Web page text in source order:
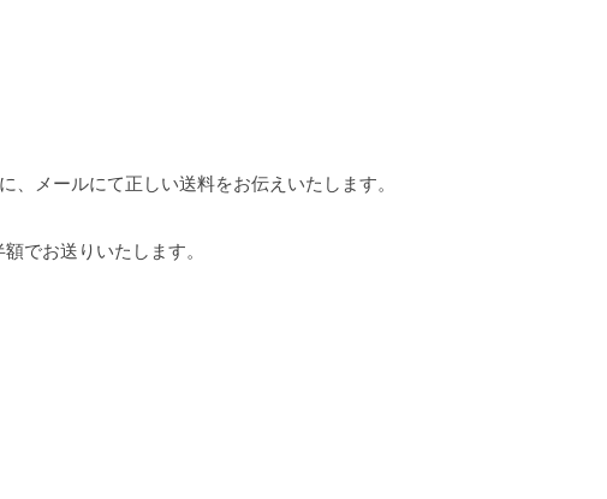
メールにて正しい送料をお伝えいたします。
でお送りいたします。